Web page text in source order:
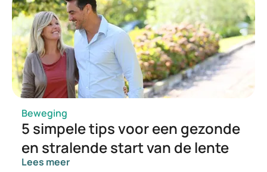
https://www.arboportaal.nl/
https://www.allesoversport.nl/
https://www.optimalegezondheid.com/
Beweging
5 simpele tips voor een gezonde
en stralende start van de lente
Lees meer